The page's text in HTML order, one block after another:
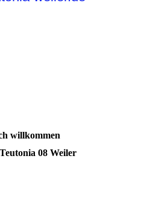
willkommen
08 Weiler